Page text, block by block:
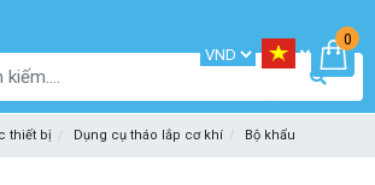
0
thiết bị Dụng cụ tháo lắp cơ khí Bộ khẩu